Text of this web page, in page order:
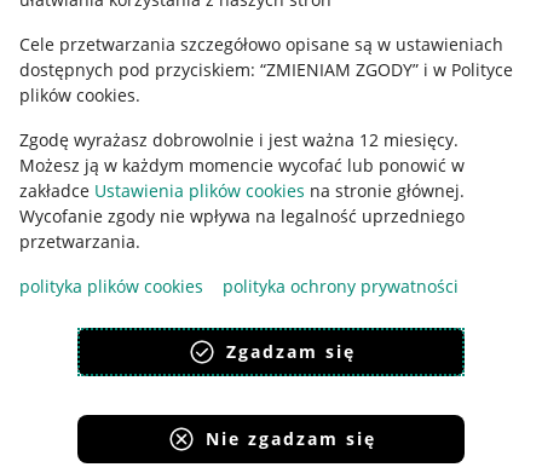
Cele przetwarzania szczegółowo opisane są w ustawieniach
dostępnych pod przyciskiem: “ZMIENIAM ZGODY” i w Polityce
plików cookies.
Zgodę wyrażasz dobrowolnie i jest ważna 12 miesięcy.
Możesz ją w każdym momencie wycofać lub ponowić w
zakładce Ustawienia plików cookies na stronie głównej.
Wycofanie zgody nie wpływa na legalność uprzedniego
przetwarzania.
polityka plików cookies
polityka ochrony prywatności
Zgadzam się
Nie zgadzam się
Udostępnianie lokalizacji
Informacje dla Aktu o Usługach Cyfrowych
Pobierz aplikację
Korzystanie z serwisu oznacza akceptacjęregulaminu